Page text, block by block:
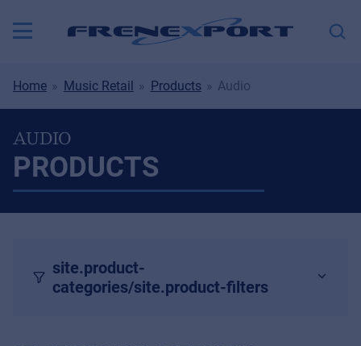
Home Music Retail Products Audio
AUDIO
PRODUCTS
site.product-
categories/site.product-filters